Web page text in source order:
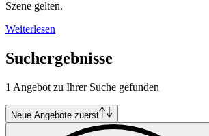
Szene gelten.
Weiterlesen
Suchergebnisse
1 Angebot zu Ihrer Suche gefunden
Neue Angebote zuerst